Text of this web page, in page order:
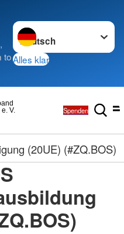
to
Sprache wechseln zu
Alles klar
V. Spenden
(20UE) (#ZQ.BOS)